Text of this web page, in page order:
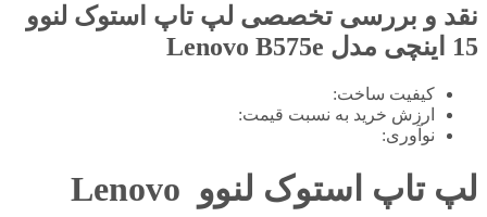
نقد و بررسی تخصصی لپ تاپ استوک لنوو
15 اینچی مدل Lenovo B575e
کیفیت ساخت:
ارزش خرید به نسبت قیمت:
نوآوری:
لپ تاپ استوک لنوو Lenovo